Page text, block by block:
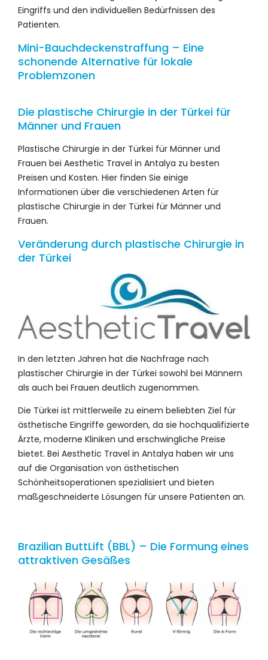
Eingriffs und den individuellen Bedürfnissen des
Patienten.
Mini-Bauchdeckenstraffung – Eine
schonende Alternative für lokale
Problemzonen
Die plastische Chirurgie in der Türkei für
Männer und Frauen
Plastische Chirurgie in der Türkei für Männer und
Frauen bei Aesthetic Travel in Antalya zu besten
Preisen und Kosten. Hier finden Sie einige
Informationen über die verschiedenen Arten für
plastische Chirurgie in der Türkei für Männer und
Frauen.
Veränderung durch plastische Chirurgie in
der Türkei
In den letzten Jahren hat die Nachfrage nach
plastischer Chirurgie in der Türkei sowohl bei Männern
als auch bei Frauen deutlich zugenommen.
Die Türkei ist mittlerweile zu einem beliebten Ziel für
ästhetische Eingriffe geworden, da sie hochqualifizierte
Ärzte, moderne Kliniken und erschwingliche Preise
bietet. Bei Aesthetic Travel in Antalya haben wir uns
auf die Organisation von ästhetischen
Schönheitsoperationen spezialisiert und bieten
maßgeschneiderte Lösungen für unsere Patienten an.
Brazilian ButtLift (BBL) – Die Formung eines
attraktiven Gesäßes